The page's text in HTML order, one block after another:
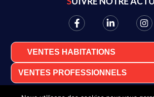
VENTES HABITATIONS
VENTES PROFESSIONNELS